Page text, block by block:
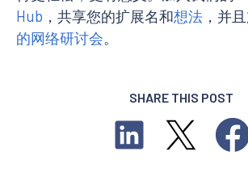
Hub ，共享您的扩展名和想法 ，并
的网络研讨会。
SHARE THIS POST